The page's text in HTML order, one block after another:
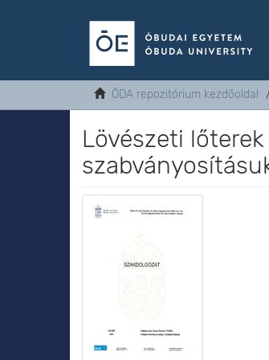
ÓDA repozitórium kezdőoldal
Lövészeti